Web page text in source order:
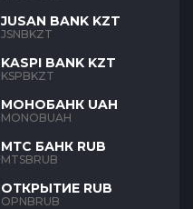
JUSAN BANK KZT
JSNBKZT
KASPI BANK KZT
KSPBKZT
МОНОБАНК UAH
MONOBUAH
МТС БАНК RUB
MTSBRUB
ОТКРЫТИЕ RUB
OPNBRUB